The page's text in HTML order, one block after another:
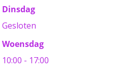
Dinsdag
Gesloten
Woensdag
10:00 - 17:00